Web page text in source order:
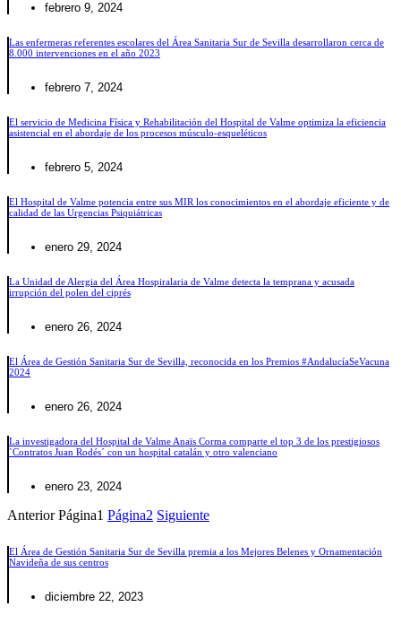
febrero 9, 2024
Las enfermeras referentes escolares del Área Sanitaria Sur de Sevilla desarrollaron cerca de
8.000 intervenciones en el año 2023
febrero 7, 2024
El servicio de Medicina Física y Rehabilitación del Hospital de Valme optimiza la eficiencia
asistencial en el abordaje de los procesos músculo-esqueléticos
febrero 5, 2024
El Hospital de Valme potencia entre sus MIR los conocimientos en el abordaje eficiente y de
calidad de las Urgencias Psiquiátricas
enero 29, 2024
La Unidad de Alergia del Área Hospiralaria de Valme detecta la temprana y acusada
irrupción del polen del ciprés
enero 26, 2024
El Área de Gestión Sanitaria Sur de Sevilla, reconocida en los Premios #AndalucíaSeVacuna
2024
enero 26, 2024
La investigadora del Hospital de Valme Anaïs Corma comparte el top 3 de los prestigiosos
`Contratos Juan Rodés´ con un hospital catalán y otro valenciano
enero 23, 2024
Anterior Página1 Página2 Siguiente
El Área de Gestión Sanitaria Sur de Sevilla premia a los Mejores Belenes y Ornamentación
Navideña de sus centros
diciembre 22, 2023